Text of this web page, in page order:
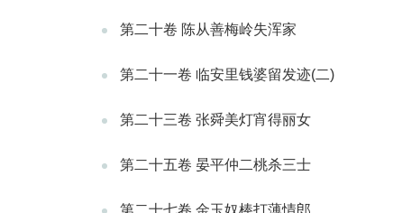
第二十卷 陈从善梅岭失浑家
第二十一卷 临安里钱婆留发迹(二)
第二十三卷 张舜美灯宵得丽女
第二十五卷 晏平仲二桃杀三士
第二十七卷 金玉奴棒打薄情郎